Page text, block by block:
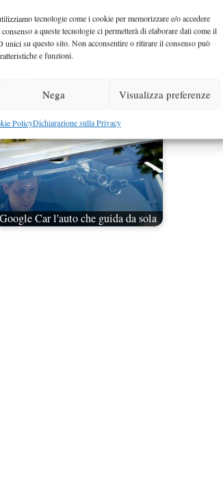
tecnologie come i cookie per memorizzare e/o accedere
a queste tecnologie ci permetterà di elaborare dati come il
unici su questo sito. Non acconsentire o ritirare il consenso può
e funzioni.
Nega Visualizza preferenze
PolicyDichiarazione sulla Privacy
correre ai ripari cercando di
il tutto e le foto adesso sono sul web!
Google Car l'auto che guida da sola